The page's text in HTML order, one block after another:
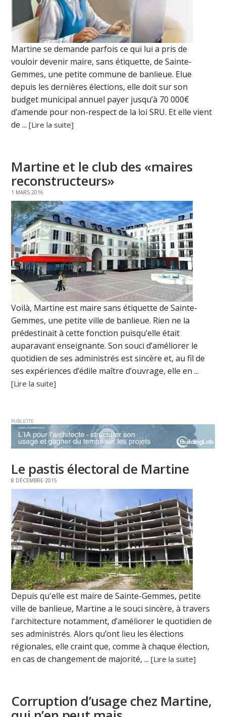
Martine se demande parfois ce qui lui a pris de
vouloir devenir maire, sans étiquette, de Sainte-
Gemmes, une petite commune de banlieue. Elue
depuis les dernières élections, elle doit sur son
budget municipal annuel payer jusqu’à 70 000€
d’amende pour non-respect de la loi SRU. Et elle vient
de ...[Lire la suite]
Martine et le club des «maires
reconstructeurs»
1 MARS 2016
Voilà, Martine est maire sans étiquette de Sainte-
Gemmes, une petite ville de banlieue. Rien ne la
prédestinait à cette fonction puisqu’elle était
auparavant enseignante. Son souci d’améliorer le
quotidien de ses administrés est sincère et, au fil de
ses expériences d’édile maître d’ouvrage, elle en ...
[Lire la suite]
PUBLICITE
Le pastis électoral de Martine
8 DÉCEMBRE 2015
Depuis qu'elle est maire de Sainte-Gemmes, petite
ville de banlieue, Martine a le souci sincère, à travers
l'architecture notamment, d’améliorer le quotidien de
ses administrés. Alors qu’ont lieu les élections
régionales, elle craint que, comme à chaque élection,
en cas de changement de majorité, ...[Lire la suite]
Corruption d’usage chez Martine,